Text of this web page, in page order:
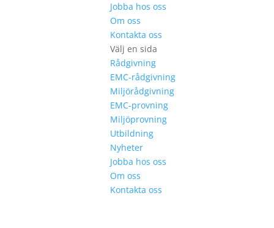
Jobba hos oss
Om oss
Kontakta oss
Välj en sida
Rådgivning
EMC-rådgivning
Miljörådgivning
EMC-provning
Miljöprovning
Utbildning
Nyheter
Jobba hos oss
Om oss
Kontakta oss